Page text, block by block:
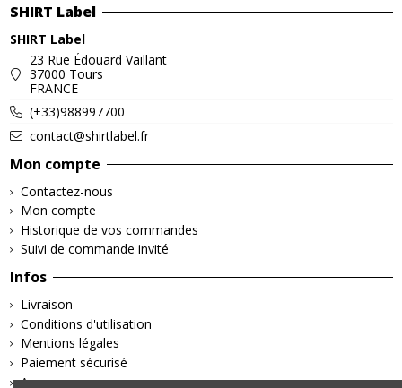
SHIRT Label
SHIRT Label
23 Rue Édouard Vaillant
37000 Tours
FRANCE
(+33)988997700
contact@shirtlabel.fr
Mon compte
Contactez-nous
Mon compte
Historique de vos commandes
Suivi de commande invité
Infos
Livraison
Conditions d'utilisation
Mentions légales
Paiement sécurisé
A propos